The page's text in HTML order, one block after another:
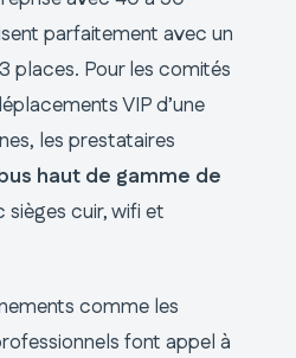
parfaitement avec un
places. Pour les comités
VIP d’une
les prestataires
haut de gamme de
sièges cuir, wifi et
comme les
font appel à